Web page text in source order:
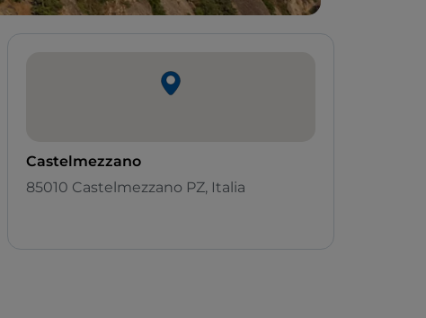
Castelmezzano
85010 Castelmezzano PZ, Italia